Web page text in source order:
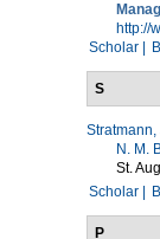
http://
Scholar |
S
Stratmann,
N. M.
St.
Scholar |
P